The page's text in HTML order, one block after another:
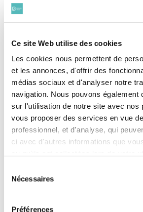
Ce site Web utilise des cookies
Les cookies nous permettent de
et les annonces, d'offrir des
médias sociaux et d'analyser notre
navigation. Nous pouvons également
sur l'utilisation de notre site avec nos
vous proposer des services en vue
professionnel, et d'analyse, qui
ci avec d'autres informations que
continuez à utiliser notre site Web.
Pour en savoir plus sur notre
Nécessaires
Préférences
(1893 - 1915)
ARBOUX Michel
(1878 - 1915)
BADINI-JOURDIN Charles
(1876-1916)
BAISSIN Pierre
BARTH Jacques
(1887-1914)
BAZIRE Henri
(1873-1919)
BECK Léon
BÉNAC Jean